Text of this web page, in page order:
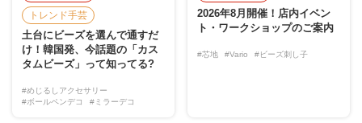
トレンド手芸
土台にビーズを選んで通すだ
け！韓国発、今話題の「カス
タムビーズ」って知ってる?
#めじるしアクセサリー
#ボールペンデコ
#ミラーデコ
2026年8月開催！店内イベン
ト・ワークショップのご案内
#芯地 #Vario #ビーズ刺し子